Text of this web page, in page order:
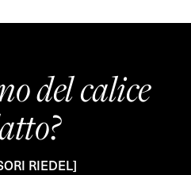
del calice
RIEDEL]